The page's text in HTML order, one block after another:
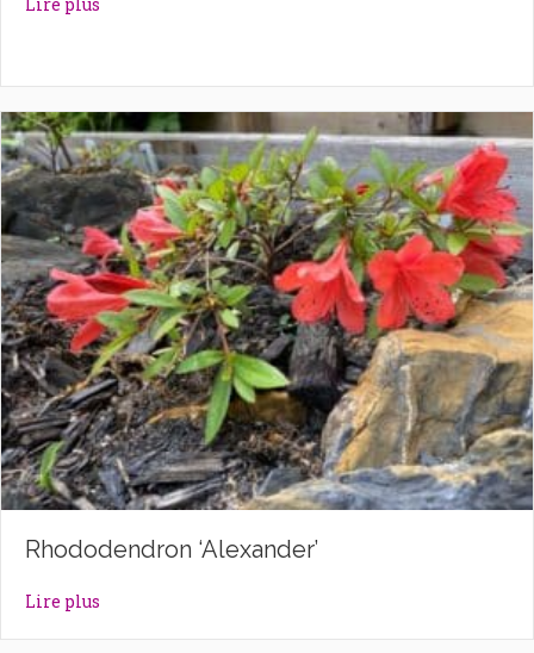
Rhododendron ‘Alexander’
Lire plus